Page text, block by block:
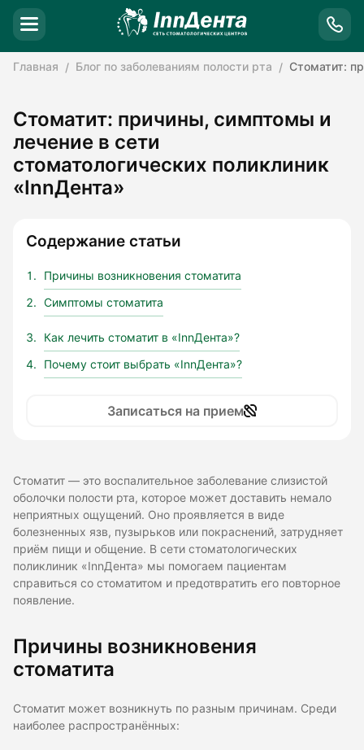
Главная Блог по заболеваниям полости рта Стоматит:
Стоматит: причины, симптомы и
лечение в сети
стоматологических поликлиник
«InnДента»
Содержание статьи
Причины возникновения стоматита
Симптомы стоматита
Как лечить стоматит в «InnДента»?
Почему стоит выбрать «InnДента»?
Записаться на прием
Стоматит — это воспалительное заболевание слизистой
оболочки полости рта, которое может доставить немало
неприятных ощущений. Оно проявляется в виде
болезненных язв, пузырьков или покраснений, затрудняет
приём пищи и общение. В сети стоматологических
поликлиник «InnДента» мы помогаем пациентам
справиться со стоматитом и предотвратить его повторное
появление.
Причины возникновения
стоматита
Стоматит может возникнуть по разным причинам. Среди
наиболее распространённых: